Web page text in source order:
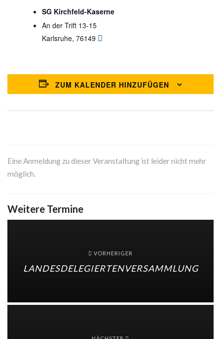
SG Kirchfeld-Kaserne
An der Trift 13-15
Karlsruhe, 76149 Google Karte anzeigen
ZUM KALENDER HINZUFÜGEN
Eine Anmeldung zu dieser Veranstaltung ist leider nicht mehr
möglich.
Weitere Termine
VORHERIGER
LANDESDELEGIERTENVERSAMMLUNG